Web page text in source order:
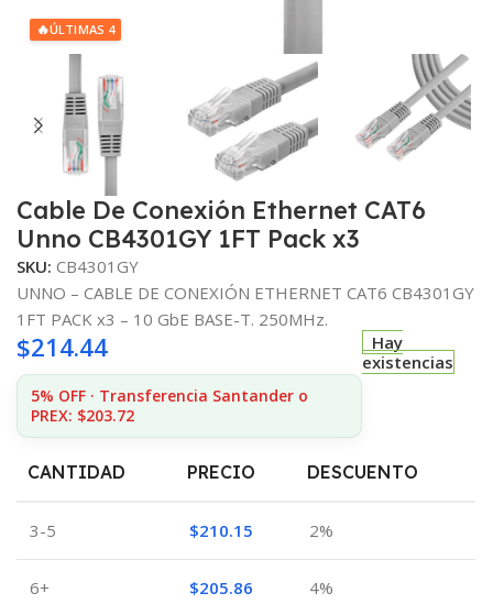
🔥ÚLTIMAS 4
Cable De Conexión Ethernet CAT6
Unno CB4301GY 1FT Pack x3
SKU: CB4301GY
UNNO – CABLE DE CONEXIÓN ETHERNET CAT6 CB4301GY
1FT PACK x3 – 10 GbE BASE-T. 250MHz.
$214.44
5% OFF · Transferencia Santander o
PREX: $203.72
Hay
existencias
CANTIDAD PRECIO DESCUENTO
3-5 $210.15 2%
6+ $205.86
4%